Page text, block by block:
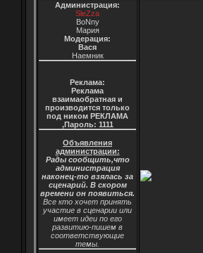
Администрация:
SleZza
BoNny
Мария
Модерация:
Вася
Наемник
Реклама:
Реклама
взаимаобратная и
производится только
под ником РЕКЛАМА
,Пароль: 1111
Объявления
администрации:
Рады сообщить,что
администрация
наконец-то взялась за
сценарий. В скором
времени он появиться.
Все кто хочет принять
участие в сценарии или
имеет идеи по его
развитию-пишем в
соответствующие
темы.